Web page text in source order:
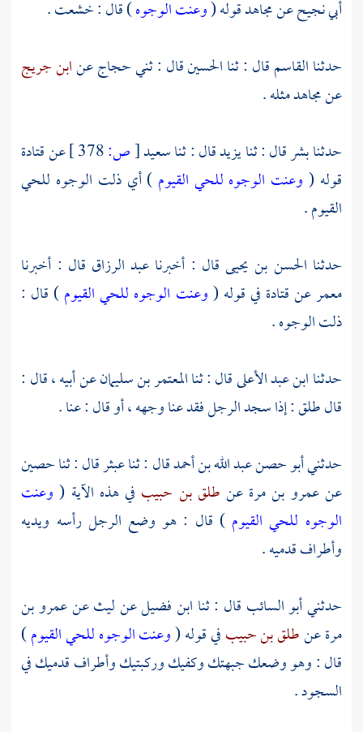
أبي نجيحعنمجاهدقوله (وعنت الوجوه) قال : خشعت .
حدثناالقاسمقال : ثناالحسينقال : ثنيحجاجعنابن جريج
عنمجاهدمثله .
حدثنابشرقال : ثنايزيدقال : ثناسعيد[ص: عنقتادة
قوله ( وعنت الوجوه للحي القيوم ) أي ذلت الوجوه للحي
القيوم .
حدثنا الحسن بن يحيى قال : أخبرنا عبد الرزاق قال : أخبرنا
معمرعنقتادة في قوله (وعنت الوجوه للحي القيوم) قال :
ذلت الوجوه .
حدثناابن عبد الأعلىقال : ثناالمعتمر بن سليمانعن أبيه ، قال :
قالطلق: إذا سجد الرجل فقد عنا وجهه ، أو قال : عنا .
حدثنيأبو حصن عبد الله بن أحمدقال : ثناعبثرقال : ثناحصين
عنعمرو بن مرةعن طلق بن حبيب في هذه الآية ( وعنت
الوجوه للحي القيوم ) قال : هو وضع الرجل رأسه ويديه
وأطراف قدميه .
حدثنيأبو السائب قال : ثنا ابن فضيلعنليثعنعمرو بن
مرةعنطلق بن حبيبفي قوله (وعنت الوجوه للحي القيوم)
قال : وهو وضعك جبهتك وكفيك وركبتيك وأطراف قدميك في
السجود .